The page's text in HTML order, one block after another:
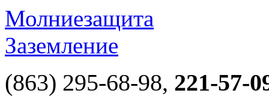
Молниезащита
Заземление
(863) 295-68-98, 221-57-